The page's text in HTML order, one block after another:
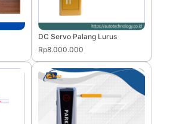
DC Servo Palang Lurus
Rp8.000.000